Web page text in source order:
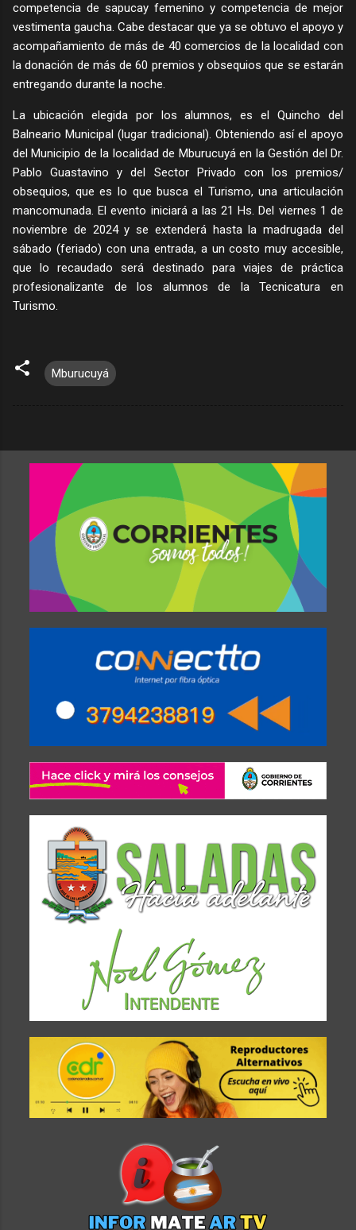
competencia de sapucay femenino y competencia de mejor
vestimenta gaucha. Cabe destacar que ya se obtuvo el apoyo y
acompañamiento de más de 40 comercios de la localidad con
la donación de más de 60 premios y obsequios que se estarán
entregando durante la noche.
La ubicación elegida por los alumnos, es el Quincho del
Balneario Municipal (lugar tradicional). Obteniendo así el apoyo
del Municipio de la localidad de Mburucuyá en la Gestión del Dr.
Pablo Guastavino y del Sector Privado con los premios/
obsequios, que es lo que busca el Turismo, una articulación
mancomunada. El evento iniciará a las 21 Hs. Del viernes 1 de
noviembre de 2024 y se extenderá hasta la madrugada del
sábado (feriado) con una entrada, a un costo muy accesible,
que lo recaudado será destinado para viajes de práctica
profesionalizante de los alumnos de la Tecnicatura en
Turismo.
Mburucuyá